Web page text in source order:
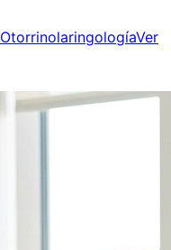
OtorrinolaringologíaVer